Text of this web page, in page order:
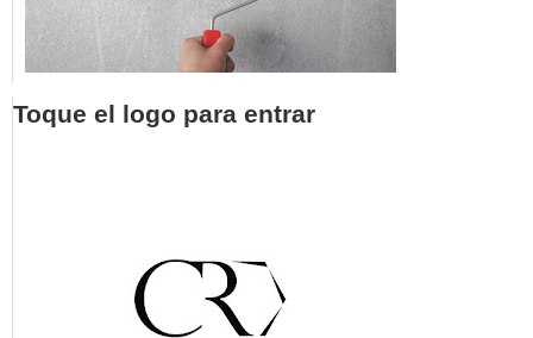
Toque el logo para entrar